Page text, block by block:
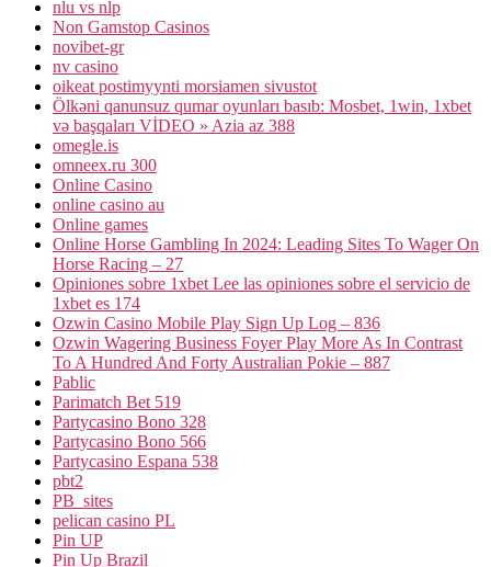
nlu vs nlp
Non Gamstop Casinos
novibet-gr
nv casino
oikeat postimyynti morsiamen sivustot
Ölkəni qanunsuz qumar oyunları basıb: Mosbet, 1win, 1xbet
və başqaları VİDEO » Azia az 388
omegle.is
omneex.ru 300
Online Casino
online casino au
Online games
Online Horse Gambling In 2024: Leading Sites To Wager On
Horse Racing – 27
Opiniones sobre 1xbet Lee las opiniones sobre el servicio de
1xbet es 174
Ozwin Casino Mobile Play Sign Up Log – 836
Ozwin Wagering Business Foyer Play More As In Contrast
To A Hundred And Forty Australian Pokie – 887
Pablic
Parimatch Bet 519
Partycasino Bono 328
Partycasino Bono 566
Partycasino Espana 538
pbt2
PB_sites
pelican casino PL
Pin UP
Pin Up Brazil